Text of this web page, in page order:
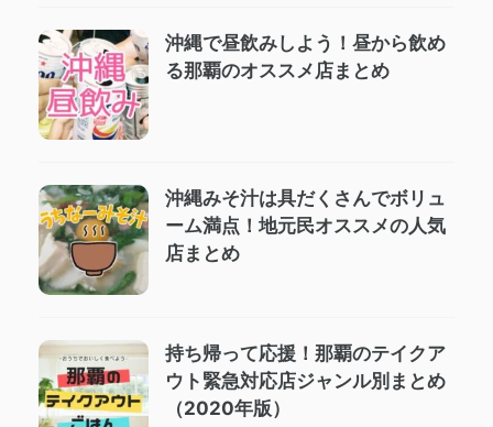
沖縄で昼飲みしよう！昼から飲め
る那覇のオススメ店まとめ
沖縄みそ汁は具だくさんでボリュ
ーム満点！地元民オススメの人気
店まとめ
持ち帰って応援！那覇のテイクア
ウト緊急対応店ジャンル別まとめ
（2020年版）